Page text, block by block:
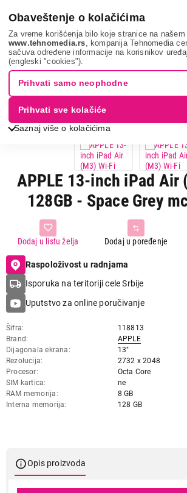
Obaveštenje o kolačićima
Za vreme korišćenja bilo koje stranice na našem
www.tehnomedia.rs , kompanija Tehnomedia
sačuva određene informacije na korisnikov
(engleski "cookies").
Saznaj više o kolačićima
Prihvati samo neophodne
Prihvati sve kolačiće
Apple 13-inch i...
APPLE 13-inch iPad Air
128GB - Space Grey
Dodaj u poređenje
Dodaj u listu želja
Raspoloživost u radnjama
Isporuka na teritoriji cele Srbije
Uputstvo za online poručivanje
Šifra
118813
Brand
APPLE
Dijagonala ekrana
13"
Rezolucija
2732 x 2048
Procesor
Octa Core
SIM kartica
ne
RAM memorija
8 GB
Interna memorija
128 GB
Opis proizvoda